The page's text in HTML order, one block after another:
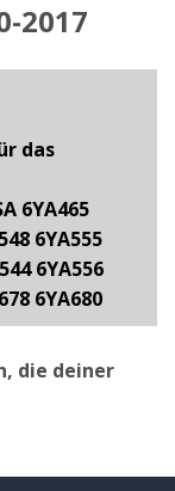
2017
das
6YA465
6YA555
6YA556
6YA680
die deiner